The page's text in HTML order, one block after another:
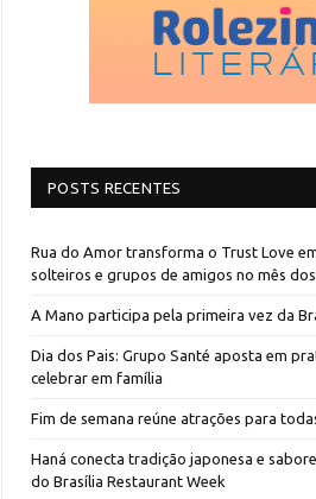
POSTS RECENTES
Rua do Amor transforma o Trust Love
solteiros e grupos de amigos no mês
A Mano participa pela primeira vez da
Dia dos Pais: Grupo Santé aposta em
celebrar em família
Fim de semana reúne atrações para
Haná conecta tradição japonesa e
do Brasília Restaurant Week